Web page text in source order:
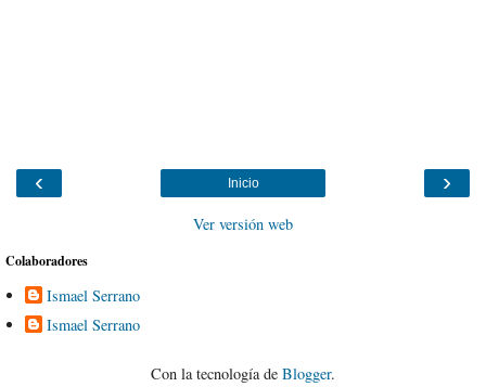
‹ ›
Inicio
Ver versión web
Colaboradores
Ismael Serrano
Ismael Serrano
Con la tecnología de Blogger.